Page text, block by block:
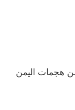
هجمات اليمن